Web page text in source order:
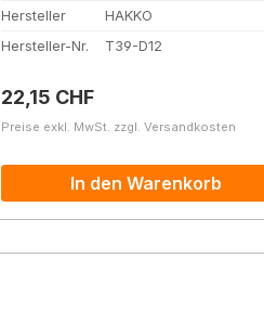
Hersteller
HAKKO
Hersteller-Nr.
T39-D12
Regulärer Preis:
22,15 CHF
Preise exkl. MwSt. zzgl. Versandkosten
In den Warenkorb